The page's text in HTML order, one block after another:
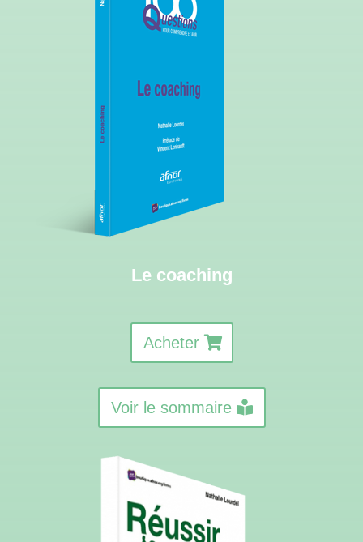
Le coaching
Acheter
Voir le sommaire